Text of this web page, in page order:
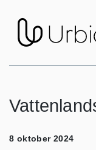
8 oktober 2024